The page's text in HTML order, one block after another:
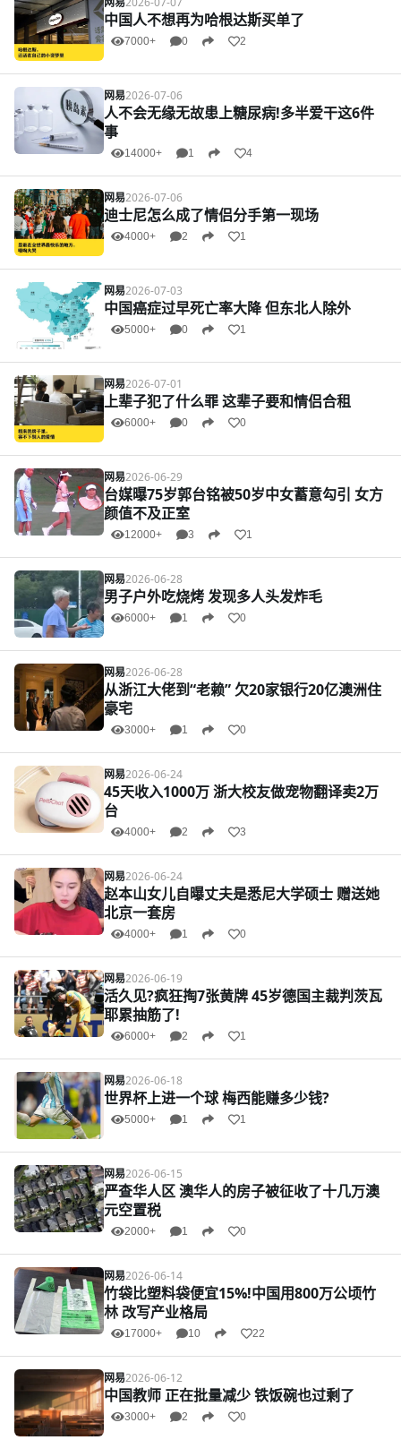
中国人不想再为哈根达斯买单了
7000+ 0 2
网易2026-07-06
人不会无缘无故患上糖尿病!多半爱干这6件
事
14000+ 1 4
网易2026-07-06
迪士尼怎么成了情侣分手第一现场
4000+ 2 1
网易2026-07-03
中国癌症过早死亡率大降 但东北人除外
5000+ 0 1
网易2026-07-01
上辈子犯了什么罪 这辈子要和情侣合租
6000+ 0 0
网易2026-06-29
台媒曝75岁郭台铭被50岁中女蓄意勾引 女方
颜值不及正室
12000+ 3 1
网易2026-06-28
男子户外吃烧烤 发现多人头发炸毛
6000+ 1 0
网易2026-06-28
从浙江大佬到“老赖” 欠20家银行20亿澳洲住
豪宅
3000+ 1 0
网易2026-06-24
45天收入1000万 浙大校友做宠物翻译卖2万
台
4000+ 2 3
网易2026-06-24
赵本山女儿自曝丈夫是悉尼大学硕士 赠送她
北京一套房
4000+ 1 0
网易2026-06-19
活久见?疯狂掏7张黄牌 45岁德国主裁判茨瓦
耶累抽筋了!
6000+ 2 1
网易2026-06-18
世界杯上进一个球 梅西能赚多少钱?
5000+ 1 1
网易2026-06-15
严查华人区 澳华人的房子被征收了十几万澳
元空置税
2000+ 1 0
网易2026-06-14
竹袋比塑料袋便宜15%!中国用800万公顷竹
林 改写产业格局
17000+ 10 22
网易2026-06-12
中国教师 正在批量减少 铁饭碗也过剩了
3000+ 2 0